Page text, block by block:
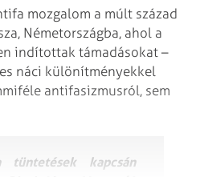
mozgalom a múlt század
Németországba, ahol a
indítottak támadásokat –
náci különítményekkel
antifasizmusról, sem
kapcsán